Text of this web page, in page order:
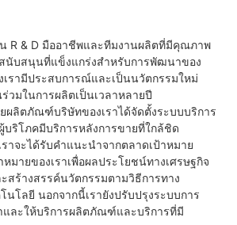
R & D มืออาชีพและทีมงานผลิตที่มีคุณภาพ
นับสนุนที่แข็งแกร่งสำหรับการพัฒนาของ
เรามีประสบการณ์และเป็นนวัตกรรมใหม่
วมในการผลิตเป็นเวลาหลายปี
ผลิตภัณฑ์บริษัทของเราได้จัดตั้งระบบบริการ
ริโภคมีบริการหลังการขายที่ใกล้ชิด
าจะได้รับคำแนะนำจากตลาดเป้าหมาย
หมายของเราเพื่อผลประโยชน์ทางเศรษฐกิจ
สร้างสรรค์นวัตกรรมตามวิธีการทาง
นโลยี นอกจากนี้เรายังปรับปรุงระบบการ
และให้บริการผลิตภัณฑ์และบริการที่มี